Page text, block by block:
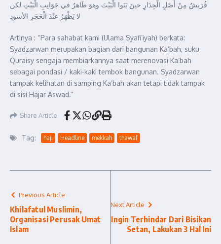
قُرَيشٌ مِنْ أَصْلِ الْجِدَارِ حينَ بَنَوا الْبَيْتَ وهوَ ظَاهرٌ في جَوَانِبِ الْبَيْتِ لكن
لا يَظْهَرُ عنْدَ الْحَجَرِ الأسودِ
Artinya : “Para sahabat kami (Ulama Syafi’iyah) berkata:
Syadzarwan merupakan bagian dari bangunan Ka’bah, suku
Quraisy sengaja membiarkannya saat merenovasi Ka’bah
sebagai pondasi / kaki-kaki tembok bangunan. Syadzarwan
tampak kelihatan di samping Ka’bah akan tetapi tidak tampak
di sisi Hajar Aswad.”
Share Article
Tag: haji Headline mekkah thawaf
Previous Article
Khilafatul Muslimin,
Organisasi Perusak Umat
Islam
Next Article
Ingin Terhindar Dari Bisikan
Setan, Lakukan 3 Hal Ini